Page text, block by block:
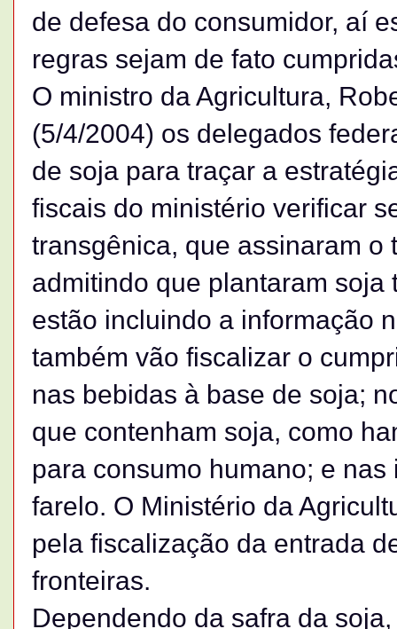
de defesa do consumidor, aí
regras sejam de fato
O ministro da Agricultura,
(5/4/2004) os delegados
de soja para traçar a
fiscais do ministério verificar
transgênica, que assinaram o
admitindo que plantaram
estão incluindo a informação
também vão fiscalizar o
nas bebidas à base de soja;
que contenham soja, como
para consumo humano; e
farelo. O Ministério da
pela fiscalização da entrada
fronteiras.
Dependendo da safra da